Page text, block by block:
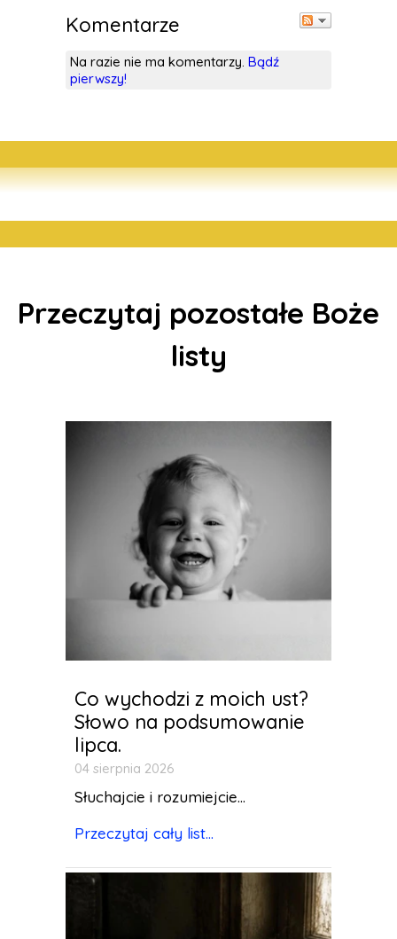
Komentarze
Na razie nie ma komentarzy. Bądź
pierwszy!
Przeczytaj pozostałe Boże
listy
Co wychodzi z moich ust?
Słowo na podsumowanie
lipca.
04 sierpnia 2026
Słuchajcie i rozumiejcie...
Przeczytaj cały list...